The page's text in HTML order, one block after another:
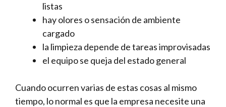
listas
hay olores o sensación de ambiente
cargado
la limpieza depende de tareas improvisadas
el equipo se queja del estado general
Cuando ocurren varias de estas cosas al mismo
tiempo, lo normal es que la empresa necesite una